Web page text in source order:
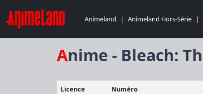
Animeland | Animeland Hors-Série |
Anime - Bleach:
Licence Numéro